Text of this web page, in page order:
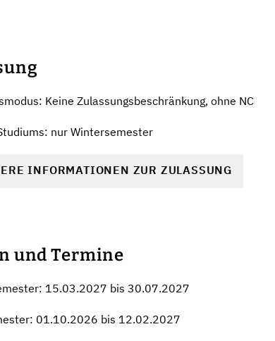
Keine Zulassungsbeschränkung, ohne NC
nur Wintersemester
INFORMATIONEN ZUR ZULASSUNG
und Termine
15.03.2027 bis 30.07.2027
01.10.2026 bis 12.02.2027